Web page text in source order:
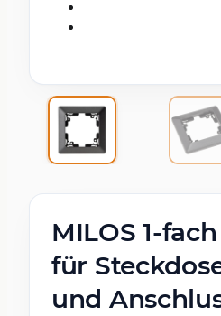
MILOS 1-
für
und